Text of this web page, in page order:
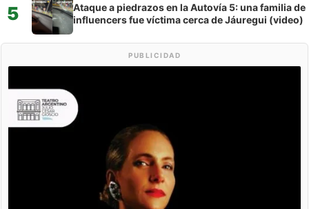
5
Ataque a piedrazos en la Autovía 5: una familia de
influencers fue víctima cerca de Jáuregui (video)
PUBLICIDAD